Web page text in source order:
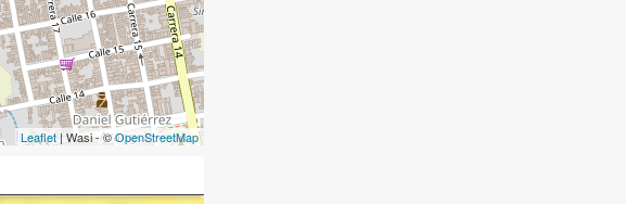
Leaflet | Wasi - ©OpenStreetMap